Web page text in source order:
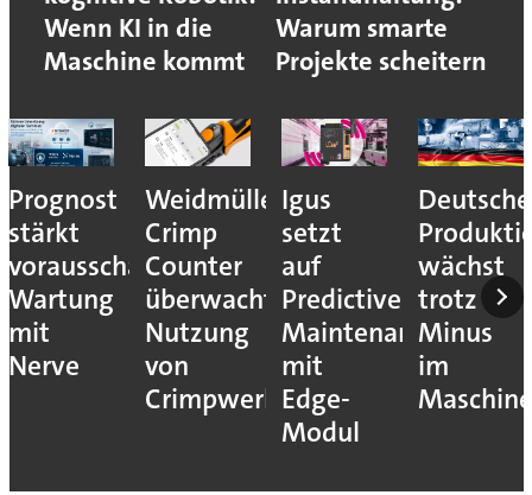
Wenn KI in die
Maschine kommt
Warum smarte
Projekte scheitern
Prognost
stärkt
vorausschauende
Wartung
mit
Nerve
Weidmüller:
Crimp
Counter
überwacht
Nutzung
von
Crimpwerkzeugen
Igus
setzt
auf
Predictive
Maintenance
mit
Edge-
Modul
Deutsche
wächst
trotz
Minus
im